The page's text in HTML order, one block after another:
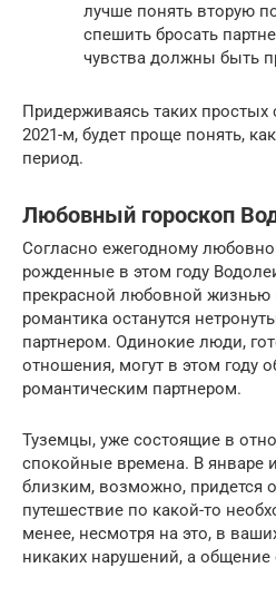
лучше понять вторую
спешить бросать
чувства должны быть
Придерживаясь таких простых
2021-м, будет проще понять,
период.
Любовный гороскоп
Согласно ежегодному
рожденные в этом году
прекрасной любовной жизнью
романтика останутся
партнером. Одинокие люди,
отношения, могут в этом году
романтическим партнером.
Туземцы, уже состоящие в
спокойные времена. В январе
близким, возможно, придется
путешествие по какой-то
менее, несмотря на это, в
никаких нарушений, а